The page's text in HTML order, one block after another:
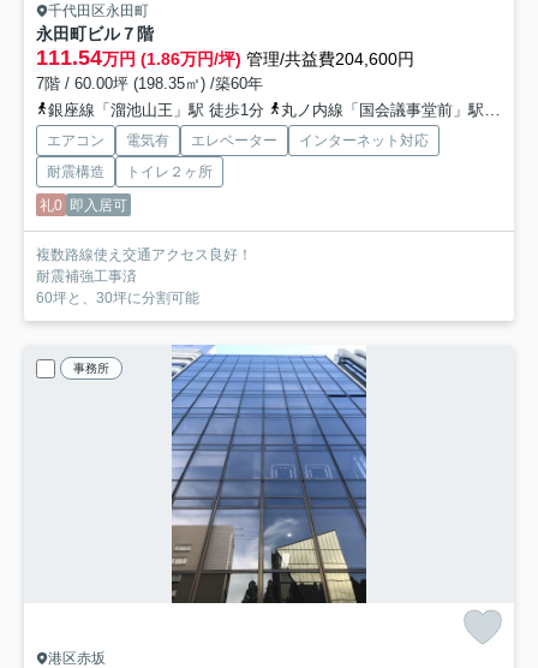
千代田区永田町
永田町ビル７階
111.54万円 (1.86万円/坪) 管理/共益費204,600円
7階 / 60.00坪 (198.35㎡) /築60年
銀座線「溜池山王」駅 徒歩1分
丸ノ内線「国会議事堂前」駅 徒歩4分
エアコン 電気有 エレベーター
インターネット対応
耐震構造
トイレ２ヶ所
礼0 即入居可
複数路線使え交通アクセス良好！
耐震補強工事済
60坪と、30坪に分割可能
事務所
港区赤坂